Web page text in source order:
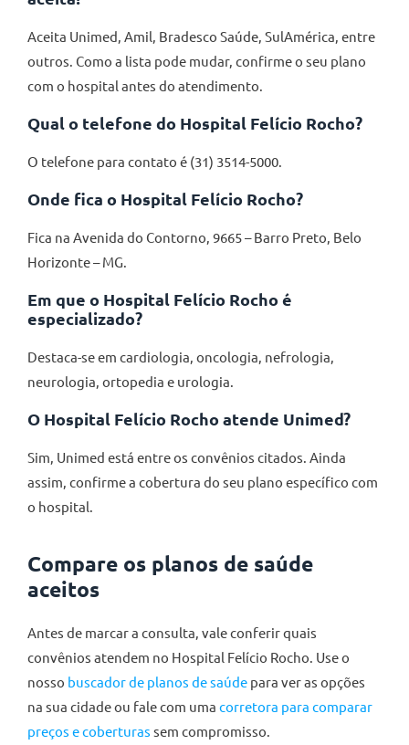
Aceita Unimed, Amil, Bradesco Saúde, SulAmérica, entre
outros. Como a lista pode mudar, confirme o seu plano
com o hospital antes do atendimento.
Qual o telefone do Hospital Felício Rocho?
O telefone para contato é (31) 3514-5000.
Onde fica o Hospital Felício Rocho?
Fica na Avenida do Contorno, 9665 – Barro Preto, Belo
Horizonte – MG.
Em que o Hospital Felício Rocho é
especializado?
Destaca-se em cardiologia, oncologia, nefrologia,
neurologia, ortopedia e urologia.
O Hospital Felício Rocho atende Unimed?
Sim, Unimed está entre os convênios citados. Ainda
assim, confirme a cobertura do seu plano específico com
o hospital.
Compare os planos de saúde
aceitos
Antes de marcar a consulta, vale conferir quais
convênios atendem no Hospital Felício Rocho. Use o
nosso buscador de planos de saúde para ver as opções
na sua cidade ou fale com uma corretora para comparar
preços e coberturas sem compromisso.